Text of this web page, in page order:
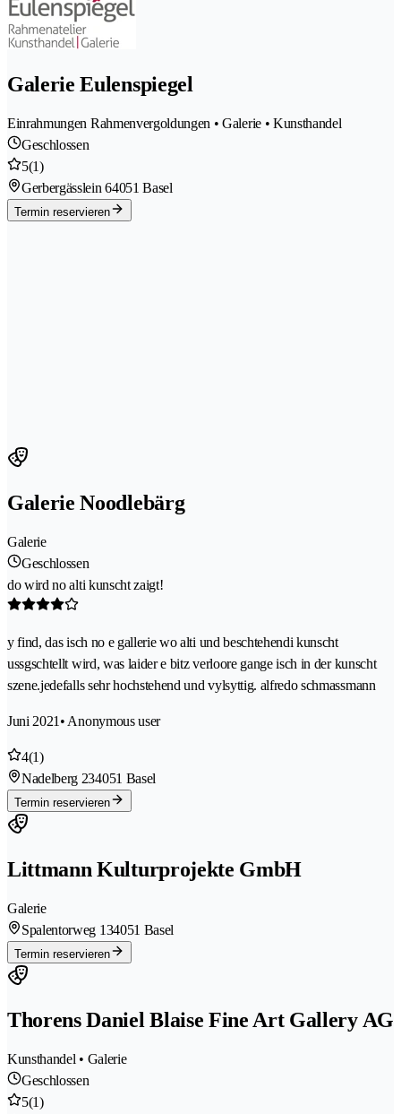
Galerie Eulenspiegel
Einrahmungen Rahmenvergoldungen • Galerie • Kunsthandel
Geschlossen
5(1)
Gerbergässlein 64051 Basel
Termin reservieren
Galerie Noodlebärg
Galerie
Geschlossen
do wird no alti kunscht zaigt!
y find, das isch no e gallerie wo alti und beschtehendi kunscht
ussgschtellt wird, was laider e bitz verloore gange isch in der kunscht
szene.jedefalls sehr hochstehend und vylsyttig. alfredo schmassmann
Juni 2021 • Anonymous user
4(1)
Nadelberg 234051 Basel
Termin reservieren
Littmann Kulturprojekte GmbH
Galerie
Spalentorweg 134051 Basel
Termin reservieren
Thorens Daniel Blaise Fine Art Gallery AG
Kunsthandel • Galerie
Geschlossen
5(1)